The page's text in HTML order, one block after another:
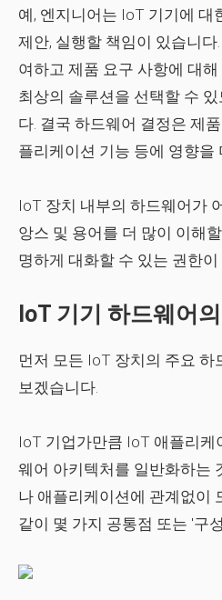
예, 엔지니어는 IoT 기기에 대
제안, 실행할 책임이 있습니
여하고 제품 요구 사항에 대
최상의 솔루션을 선택할 수
다. 결국 하드웨어 결정은 제
플리케이션 기능 등에 영향을
IoT 장치 내부의 하드웨어가
앙스 및 용어를 더 많이 이해
명하게 대화할 수 있는 권한이
IoT 기기 하드웨어
먼저 모든 IoT 장치의 주요 하
보겠습니다.
IoT 기업가만큼 IoT 애플리케
웨어 아키텍처를 일반화하는
나 애플리케이션에 관계없이
같이 몇 가지 공통점 또는 '구